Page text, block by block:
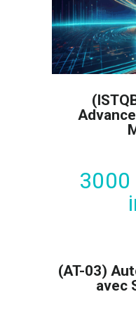
3000
(AT-03)
avec